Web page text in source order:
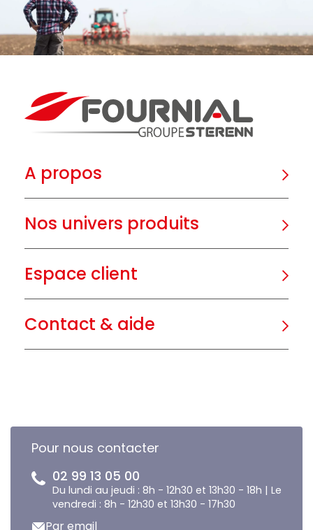
A propos
Nos univers produits
Espace client
Contact & aide
Pour nous contacter
02 99 13 05 00
Du lundi au jeudi : 8h - 12h30 et 13h30 - 18h | Le
vendredi : 8h - 12h30 et 13h30 - 17h30
Par email